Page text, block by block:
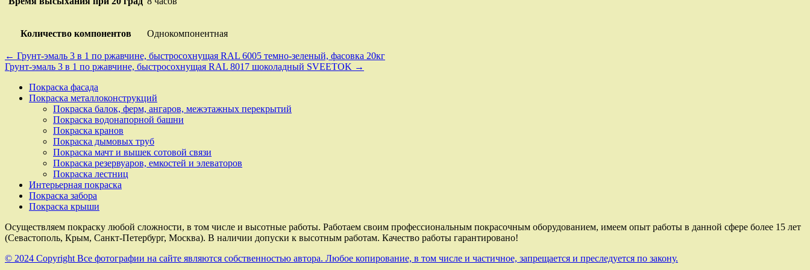
Количество компонентов Однокомпонентная
Навигация
по
записям
← Грунт-эмаль 3 в 1 по ржавчине, быстросохнущая RAL 6005 темно-зеленый, фасовка 20кг
Грунт-эмаль 3 в 1 по ржавчине, быстросохнущая RAL 8017 шоколадный SVEETOK →
Покраска фасада
Покраска металлоконструкций
Покраска балок, ферм, ангаров, межэтажных перекрытий
Покраска водонапорной башни
Покраска кранов
Покраска дымовых труб
Покраска мачт и вышек сотовой связи
Покраска резервуаров, емкостей и элеваторов
Покраска лестниц
Интерьерная покраска
Покраска забора
Покраска крыши
Осуществляем покраску любой сложности, в том числе и высотные работы. Работаем своим профессиональным покрасочным оборудованием, имеем опыт работы в данной сфере более 15 лет
(Севастополь, Крым, Санкт-Петербург, Москва). В наличии допуски к высотным работам. Качество работы гарантировано!
© 2024 Copyright Все фотографии на сайте являются собственностью автора. Любое копирование, в том числе и частичное, запрещается и преследуется по закону.